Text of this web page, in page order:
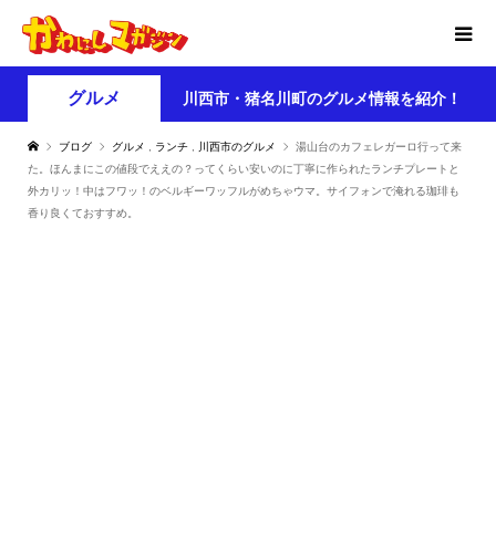
グルメ 川西市・猪名川町のグルメ情報を紹介！
ブログ グルメ ランチ 川西市のグルメ
湯山台のカフェレガーロ行って来
た。ほんまにこの値段でええの？ってくらい安いのに丁寧に作られたランチプレートと
外カリッ！中はフワッ！のベルギーワッフルがめちゃウマ。サイフォンで淹れる珈琲も
香り良くておすすめ。